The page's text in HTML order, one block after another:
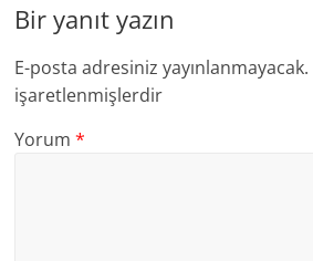
Bir yanıt yazın
E-posta adresiniz yayınlanmayacak.
işaretlenmişlerdir
Yorum*